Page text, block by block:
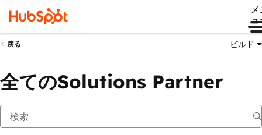
ュ
戻る ビルド
全てのSolutions Partner